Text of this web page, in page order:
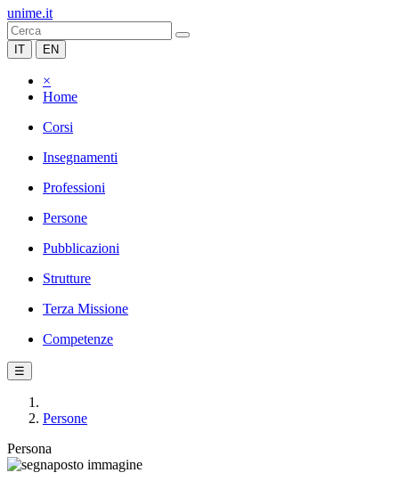
unime.it
IT EN
×
Home
Corsi
Insegnamenti
Professioni
Persone
Pubblicazioni
Strutture
Terza Missione
Competenze
☰
Persone
Persona